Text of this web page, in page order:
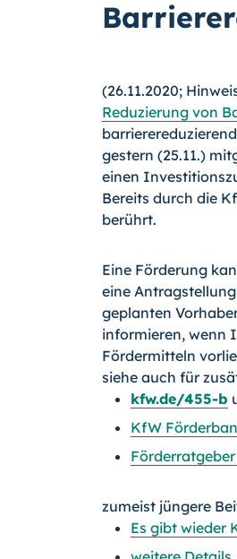
(26.11.2020;
Reduzierung von
gestern (25.11.)
einen
Bereits durch die
berührt.
Eine Förderung
eine
geplanten
informieren, wenn
Fördermitteln
siehe auch für
kfw.de/455-b
KfW
zumeist jüngere
Es gibt wieder